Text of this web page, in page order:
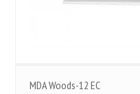
MDA Woods-12 EC